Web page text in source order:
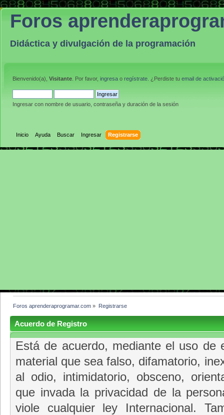
Foros
Didáctica y divulgación de la programación
Bienvenido(a), Visitante . Por favor, ingresa o regístrate . ¿Perdiste tu email de
Ingresar con nombre de usuario, contraseña y duración de la sesión
Inicio Ayuda Buscar Ingresar Registrarse
Foros aprenderaprogramar.com » Registrarse
Acuerdo de Registro
Está de acuerdo, mediante el uso de
material que sea falso, difamatorio,
al odio, intimidatorio, obsceno,
que invada la privacidad de la
viole cualquier ley Internacional.